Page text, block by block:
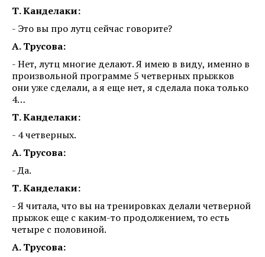
Т. Канделаки:
- Это вы про лутц сейчас говорите?
А. Трусова:
- Нет, лутц многие делают. Я имею в виду, именно в
произвольной программе 5 четверных прыжков
они уже сделали, а я еще нет, я сделала пока только
4…
Т. Канделаки:
- 4 четверных.
А. Трусова:
- Да.
Т. Канделаки:
- Я читала, что вы на тренировках делали четверной
прыжок еще с каким-то продолжением, то есть
четыре с половиной.
А. Трусова: